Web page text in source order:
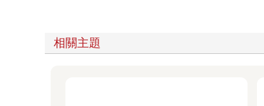
相關主題